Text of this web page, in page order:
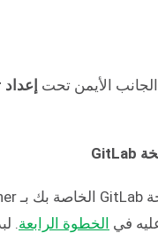
الأيمن تحت إعداد Runner مشترك يدويًا
الخطوة الرابعة